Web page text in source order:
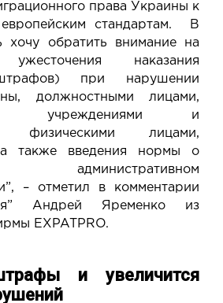
права Украины к
стандартам. В
хочу обратить внимание на
ужесточения наказания
при нарушении
должностными лицами,
учреждениями и
физическими лицами,
а также введения нормы о
административном
– отметил в комментарии
Андрей Яременко из
EXPATPRO.
и увеличится